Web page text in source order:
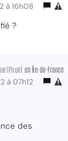
à 16h08
?
en Île-de-France
à 07h12
des